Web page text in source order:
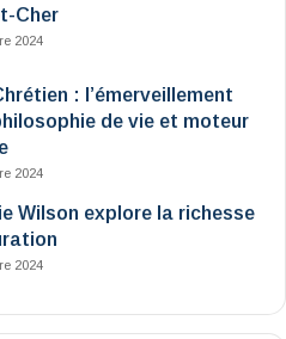
Cher
2024
: l’émerveillement
de vie et moteur
2024
Wilson explore la richesse
2024